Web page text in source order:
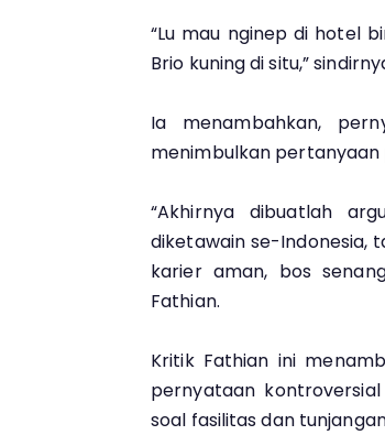
“Lu mau nginep di hotel
Brio kuning di situ,”
Ia menambahkan,
menimbulkan
“Akhirnya dibuatlah
diketawain se-Indonesia,
karier aman, bos
Fathian.
Kritik Fathian ini
pernyataan
soal fasilitas dan